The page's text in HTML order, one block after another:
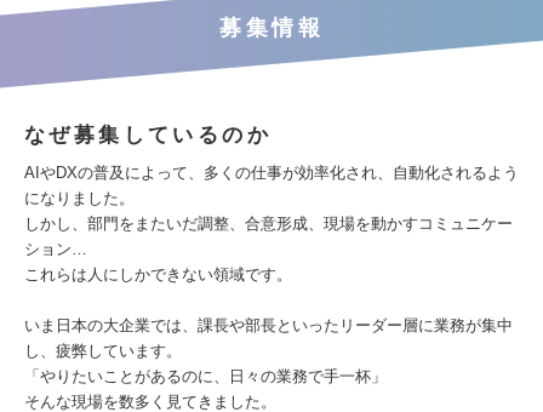
募集情報
なぜ募集しているのか
AIやDXの普及によって、多くの仕事が効率化され、自動化されるよう
になりました。
しかし、部門をまたいだ調整、合意形成、現場を動かすコミュニケー
ション…
これらは人にしかできない領域です。
いま日本の大企業では、課長や部長といったリーダー層に業務が集中
し、疲弊しています。
「やりたいことがあるのに、日々の業務で手一杯」
そんな現場を数多く見てきました。